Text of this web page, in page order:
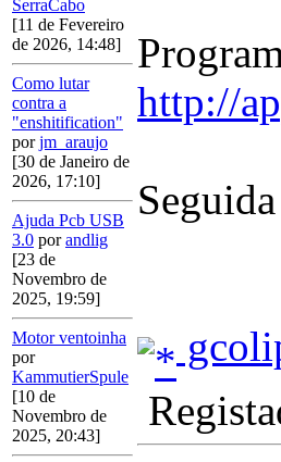
SerraCabo
[11 de Fevereiro
de 2026, 14:48]
Como lutar
contra a
"enshitification"
porjm_araujo
[30 de Janeiro de
2026, 17:10]
Ajuda Pcb USB
3.0 porandlig
[23 de
Novembro de
2025, 19:59]
Motor ventoinha
por
KammutierSpule
[10 de
Novembro de
2025, 20:43]
http://